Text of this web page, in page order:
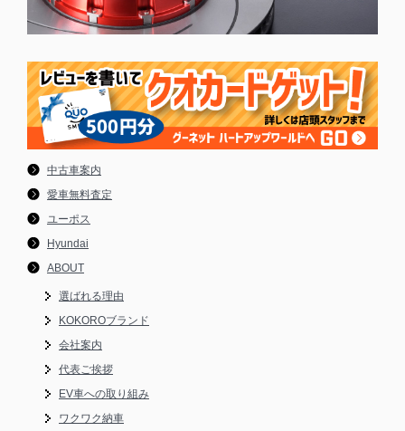
中古車案内
愛車無料査定
ユーポス
Hyundai
ABOUT
選ばれる理由
KOKOROブランド
会社案内
代表ご挨拶
EV車への取り組み
ワクワク納車